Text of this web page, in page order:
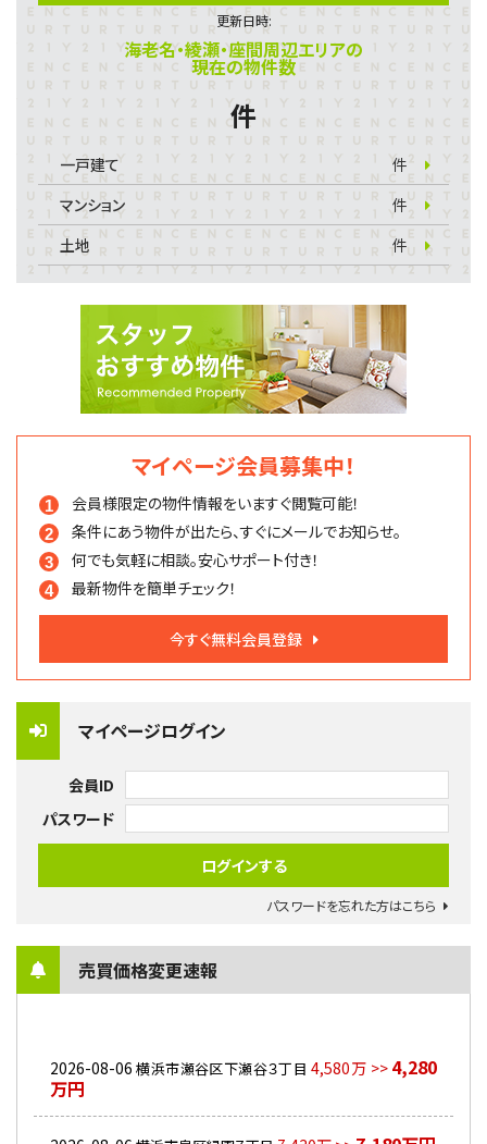
更新日時:
海老名・綾瀬・座間周辺エリアの
現在の物件数
件
一戸建て
件
マンション
件
土地
件
マイページ会員募集中！
会員様限定の物件情報をいますぐ閲覧可能！
条件にあう物件が出たら、すぐにメールでお知らせ。
何でも気軽に相談。安心サポート付き！
最新物件を簡単チェック！
今すぐ無料会員登録
マイページログイン
会員ID
パスワード
パスワードを忘れた方はこちら
売買価格変更速報
2026-08-06 横浜市瀬谷区下瀬谷３丁目 4,580万 >> 4,280
万円